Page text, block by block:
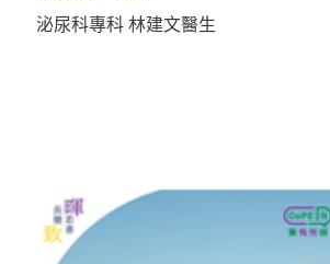
泌尿科專科 林建文醫生